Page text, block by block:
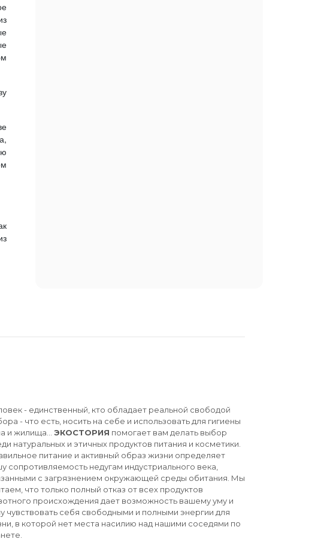
- единственный, кто обладает реальной свободой
- что есть, носить на себе и использовать для гигиены
и жилища... ЭКОСТОРИЯ помогает вам делать выбор
натуральных и этичных продуктов питания и косметики.
питание и активный образ жизни определяет
сопротивляемость недугам индустриального века,
с загрязнением окружающей среды обитания. Мы
что только полный отказ от всех продуктов
происхождения дает возможность вашему уму и
чувствовать себя свободными и полными энергии для
в которой нет места насилию над нашими соседями по